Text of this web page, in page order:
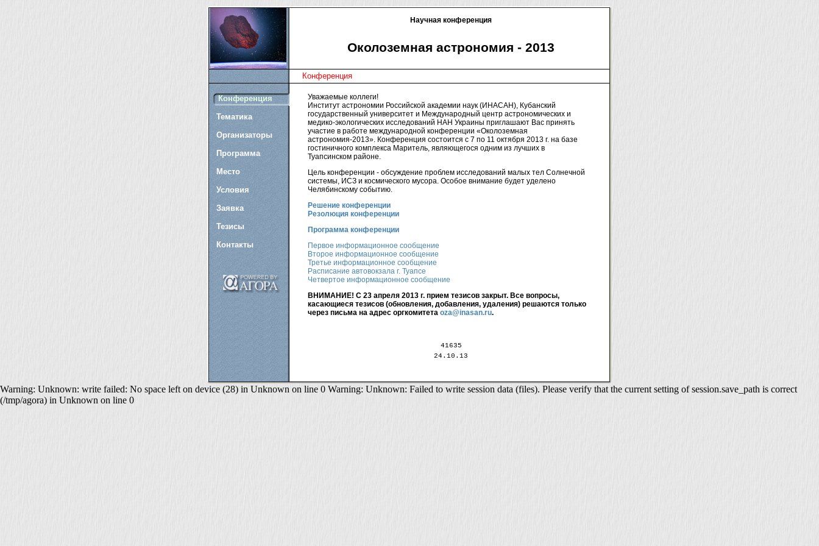
Конференция
Тематика
Организаторы
Программа
Место
Условия
Заявка
Тезисы
Контакты
Научная конференция
Околоземная астрономия - 2013
Конференция
Уважаемые коллеги!
Институт астрономии Российской академии наук (ИНАСАН), Кубанский
государственный университет и Международный центр астрономических и
медико-экологических исследований НАН Украины приглашают Вас принять
участие в работе международной конференции «Околоземная
астрономия-2013». Конференция состоится с 7 по 11 октября 2013 г. на базе
гостиничного комплекса Маритель, являющегося одним из лучших в
Туапсинском районе.
Цель конференции - обсуждение проблем исследований малых тел Солнечной
системы, ИСЗ и космического мусора. Особое внимание будет уделено
Челябинскому событию.
Решение конференции
Резолюция конференции
Программа конференции
Первое информационное сообщение
Второе информационное сообщение
Третье информационное сообщение
Расписание автовокзала г. Туапсе
Четвертое информационное сообщение
ВНИМАНИЕ! С 23 апреля 2013 г. прием тезисов закрыт. Все вопросы,
касающиеся тезисов (обновления, добавления, удаления) решаются только
через письма на адрес оргкомитета oza@inasan.ru.
41635
24.10.13
Warning: Unknown: write failed: No space left on device (28) in Unknown on line 0 Warning: Unknown: Failed to write session data (files). Please verify that the current setting of session.save_path is correct
(/tmp/agora) in Unknown on line 0